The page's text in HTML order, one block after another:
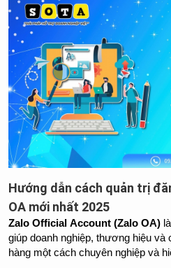
Hướng dẫn cách quản trị
OA mới nhất 2025
Zalo Official Account (Zalo OA)
giúp doanh nghiệp, thương hiệu
hàng một cách chuyên nghiệp và